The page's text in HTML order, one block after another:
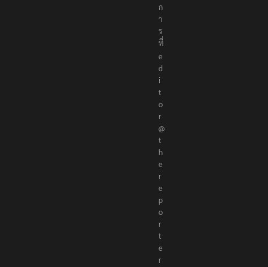
ก
า
ร
ที่
e
d
i
t
o
r
@
t
h
e
r
e
p
o
r
t
e
r